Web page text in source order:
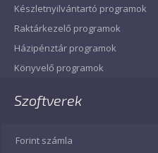
Készletnyilvántartó programok
Raktárkezelő programok
Házipénztár programok
Könyvelő programok
Szoftverek
Forint számla